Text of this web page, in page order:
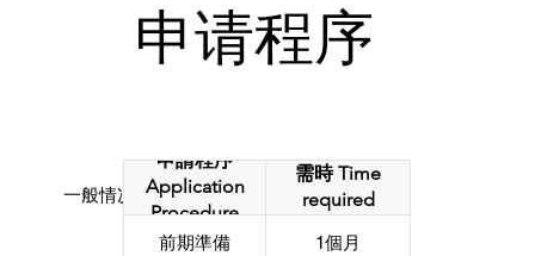
申请程序
一般情况下，整个流程约2至4个月，包括:
申請程序
Application
Procedure
需時 Time
required
前期準備 1個月